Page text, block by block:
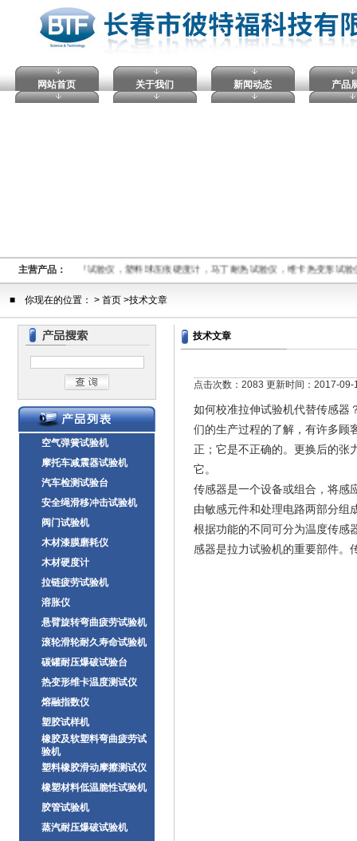
网站首页 关于我们 新闻动态 产品
主营产品：
融指数仪,电压击穿试验仪，塑料球压痕硬度计，马丁耐热试验仪，维卡热变形试
■ 你现在的位置： > 首页 >技术文章
空气弹簧试验机
摩托车减震器试验机
汽车检测试验台
安全绳滑移冲击试验机
阀门试验机
木材漆膜磨耗仪
木材硬度计
拉链疲劳试验机
溶胀仪
悬臂旋转弯曲疲劳试验机
滚轮滑轮耐久寿命试验机
碳罐耐压爆破试验台
热变形维卡温度测试仪
熔融指数仪
塑胶试样机
橡胶及软塑料弯曲疲劳试
验机
塑料橡胶滑动摩擦测试仪
橡塑材料低温脆性试验机
胶管试验机
蒸汽耐压爆破试验机
技术文章
点击次数：2083 更新时间：2017-09-
如何校准拉伸试验机代替传感器
们的生产过程的了解，有许多顾
正；它是不正确的。更换后的张
它。
传感器是一个设备或组合，将感
由敏感元件和处理电路两部分组
根据功能的不同可分为温度传感
感器是拉力试验机的重要部件。